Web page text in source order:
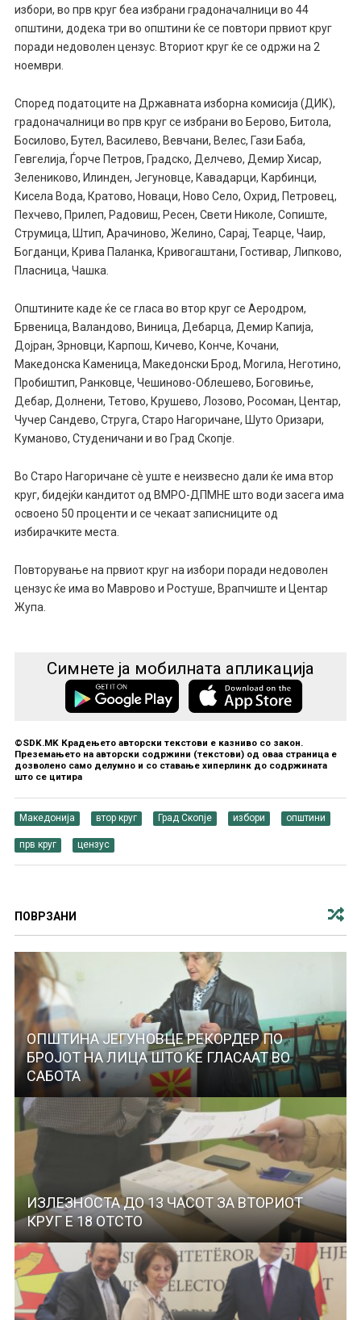
избори, во прв круг беа избрани градоначалници во 44
општини, додека три во општини ќе се повтори првиот круг
поради недоволен цензус. Вториот круг ќе се одржи на 2
ноември.
Според податоците на Државната изборна комисија (ДИК),
градоначалници во прв круг се избрани во Берово, Битола,
Босилово, Бутел, Василево, Вевчани, Велес, Гази Баба,
Гевгелија, Ѓорче Петров, Градско, Делчево, Демир Хисар,
Зелениково, Илинден, Јегуновце, Кавадарци, Карбинци,
Кисела Вода, Кратово, Новаци, Ново Село, Охрид, Петровец,
Пехчево, Прилеп, Радовиш, Ресен, Свети Николе, Сопиште,
Струмица, Штип, Арачиново, Желино, Сарај, Теарце, Чаир,
Богданци, Крива Паланка, Кривогаштани, Гостивар, Липково,
Пласница, Чашка.
Општините каде ќе се гласа во втор круг се Аеродром,
Брвеница, Валандово, Виница, Дебарца, Демир Капија,
Дојран, Зрновци, Карпош, Кичево, Конче, Кочани,
Македонска Каменица, Македонски Брод, Могила, Неготино,
Пробиштип, Ранковце, Чешиново-Облешево, Боговиње,
Дебар, Долнени, Тетово, Крушево, Лозово, Росоман, Центар,
Чучер Сандево, Струга, Старо Нагоричане, Шуто Оризари,
Куманово, Студеничани и во Град Скопје.
Во Старо Нагоричане сѐ уште е неизвесно дали ќе има втор
круг, бидејќи кандитот од ВМРО-ДПМНЕ што води засега има
освоено 50 проценти и се чекаат записниците од
избирачките места.
Повторување на првиот круг на избори поради недоволен
цензус ќе има во Маврово и Ростуше, Врапчиште и Центар
Жупа.
Симнете ја мобилната апликација
©SDK.MK Крадењето авторски текстови е казниво со закон.
Преземањето на авторски содржини (текстови) од оваа страница е
дозволено само делумно и со ставање хиперлинк до содржината
што се цитира
Македонија втор круг Град Скопје избори општини
прв круг цензус
ПОВРЗАНИ
ОПШТИНА ЈЕГУНОВЦЕ РЕКОРДЕР ПО
БРОЈОТ НА ЛИЦА ШТО ЌЕ ГЛАСААТ ВО
САБОТА
ИЗЛЕЗНОСТА ДО 13 ЧАСОТ ЗА ВТОРИОТ
КРУГ Е 18 ОТСТО